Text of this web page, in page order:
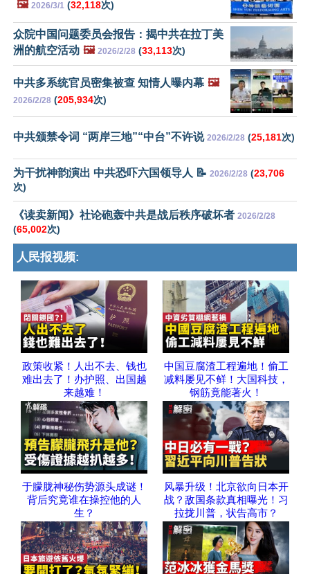
🖼️ 2026/3/1 (32,118次)
众院中国问题委员会报告：揭中共在拉丁美
洲的航空活动 🖼️ 2026/2/28 (33,113次)
中共多系统官员密集被查 知情人曝内幕 🖼️
2026/2/28 (205,934次)
中共颁禁令词 “两岸三地”“中台”不许说 2026/2/28 (25,181次)
为干扰神韵演出 中共恐吓六国领导人 📝 2026/2/28 (23,706
次)
《读卖新闻》社论砲轰中共是战后秩序破坏者 2026/2/28
(65,002次)
人民报视频:
政策收紧！人出不去、钱也
难出去了！办护照、出国越
来越难！
中国豆腐渣工程遍地！偷工
减料屡见不鲜！大国科技，
钢筋竟能著火！
于朦胧神秘伤势源头成谜！
背后究竟谁在操控他的人
生？
风暴升级！北京欲向日本开
战？敌国条款真相曝光！习
拉拢川普，状告高市？